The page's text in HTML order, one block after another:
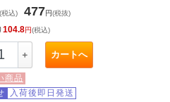
(税込) 477円(税抜)
104.8円(税込)
＋ カートへ
商品
入荷後即日発送